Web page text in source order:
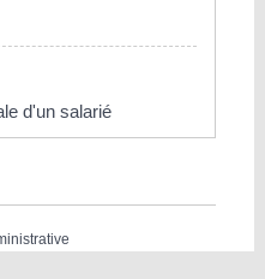
d'un salarié